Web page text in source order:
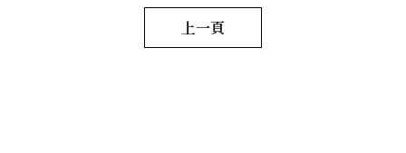
香りのゴールデンポメロとウ
ーロン茶のスープ、滑らかで
奥深い口当たり、心地よい感
SIIDCHA's popular selections.
水蜜桃風味豊かな台湾ウーロ
ン茶、魅惑的な果実の香りと
上一頁